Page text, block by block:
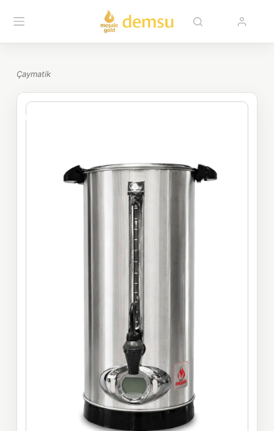
Çaymatik